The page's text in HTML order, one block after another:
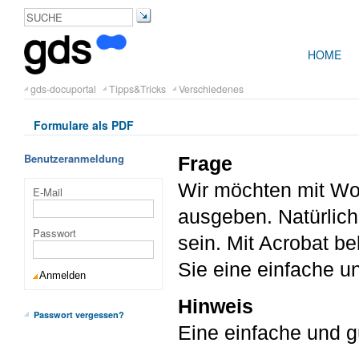
HOME
gds-docuportal Tipps&Tricks Verschiedenes
Formulare als PDF
Benutzeranmeldung
E-Mail
Passwort
Passwort vergessen?
Frage
Wir möchten mit
ausgeben.
sein. Mit Acrobat
Sie eine einfache
Hinweis
Eine einfache und